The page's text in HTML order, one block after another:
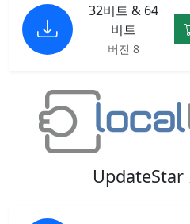
32비트 & 64
비트
버전 8
UpdateStar